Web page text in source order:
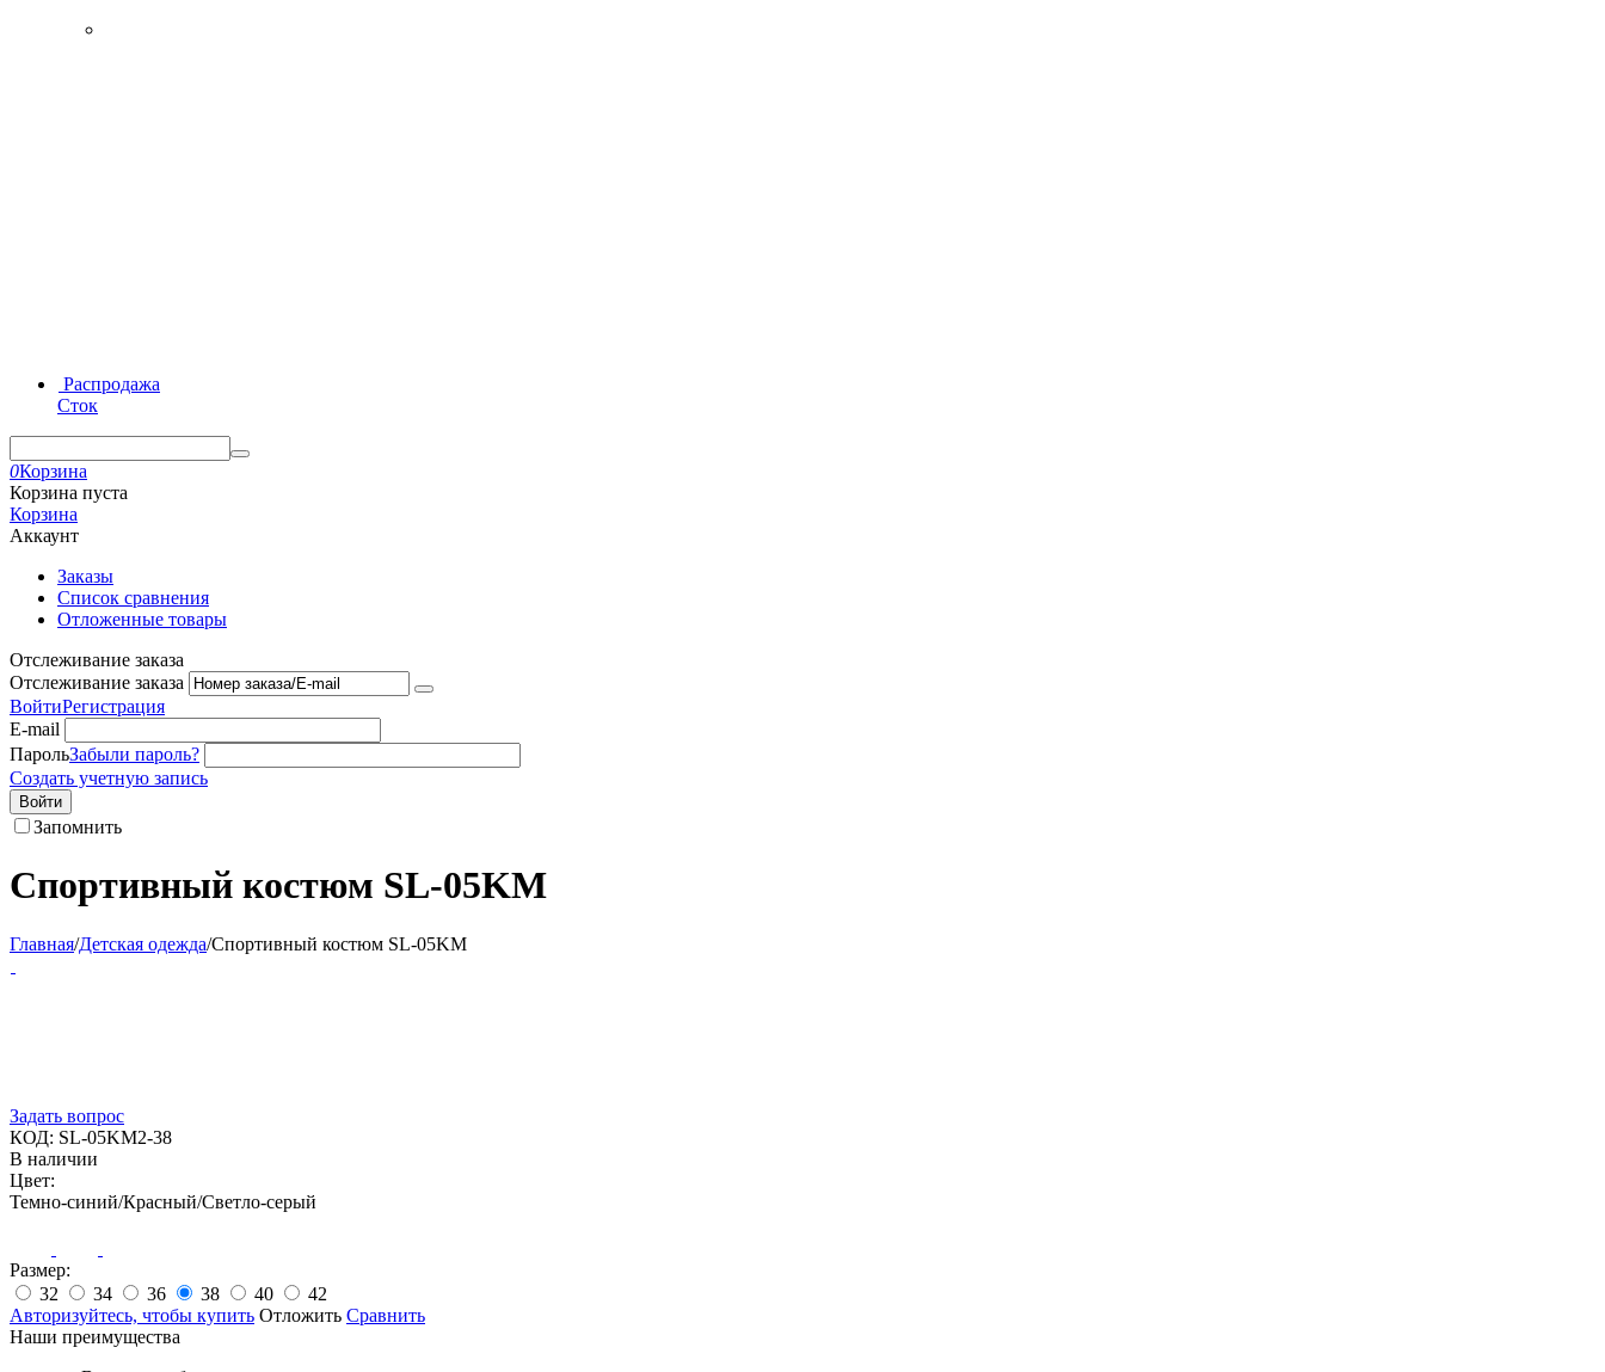
Распродажа
Сток
0Корзина
Корзина пуста
Корзина
Аккаунт
Заказы
Список сравнения
Отложенные товары
Отслеживание заказа
Отслеживание заказа
ВойтиРегистрация
E-mail
ПарольЗабыли пароль?
Создать учетную запись
Войти
Запомнить
Спортивный костюм SL-05KM
Главная/Детская одежда/Спортивный костюм SL-05KM
Задать вопрос
КОД: SL-05KM2-38
В наличии
Цвет:
Темно-синий/Красный/Светло-серый
Размер:
32
34 36 38 40
42
Авторизуйтесь, чтобы купить Отложить Сравнить
Наши преимущества